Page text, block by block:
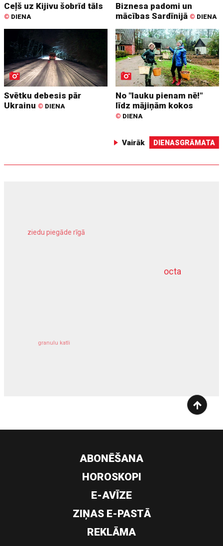
Ceļš uz Kijivu šobrīd tāls
© DIENA
Biznesa padomi un
mācības Sardīnijā © DIENA
Svētku debesis pār
Ukrainu © DIENA
No "lauku pienam nē!"
līdz mājiņām kokos
© DIENA
Vairāk DIENASGRĀMATA
octa
ziedu piegāde rīgā
granulu katli
dziļurbums
ABONĒŠANA
HOROSKOPI
E-AVĪZE
ZIŅAS E-PASTĀ
REKLĀMA